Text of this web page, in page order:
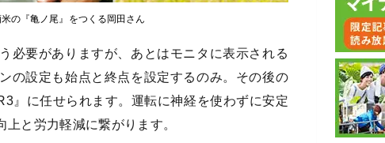
の『亀ノ尾』をつくる岡田さん
必要がありますが、あとはモニタに表示される
の設定も始点と終点を設定するのみ。その後の
』に任せられます。運転に神経を使わずに安定
と労力軽減に繋がります。